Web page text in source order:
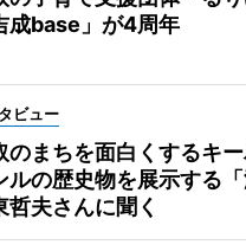
成base」が4周年
ビュー
のまちを面白くするキ
ルの歴史物を展示する
哲夫さんに聞く